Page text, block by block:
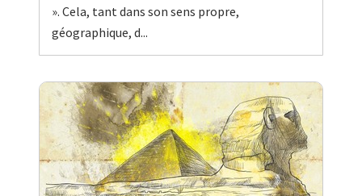
». Cela, tant dans son sens propre,
géographique, d...